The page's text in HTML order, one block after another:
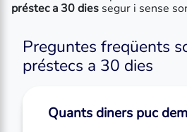
préstec a 30 dies segur i sense
Preguntes freqüents
préstecs a 30 dies
Quants diners puc